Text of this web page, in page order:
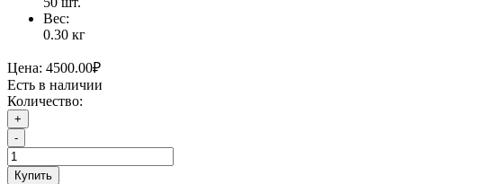
Вес:
0.30 кг
Цена: 4500.00₽
Есть в наличии
Количество:
+
-
Купить